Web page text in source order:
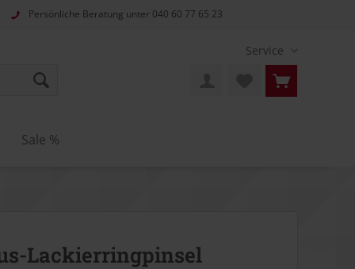
Persönliche Beratung unter 040 60 77 65 23
Service
Sale %
Lackierringpinsel